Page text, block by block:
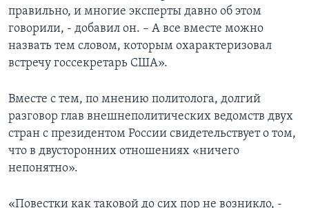
правильно, и многие эксперты давно об этом
говорили, - добавил он. – А все вместе можно
назвать тем словом, которым охарактеризовал
встречу госсекретарь США».
Вместе с тем, по мнению политолога, долгий
разговор глав внешнеполитических ведомств двух
стран с президентом России свидетельствует о том,
что в двусторонних отношениях «ничего
непонятно».
«Повестки как таковой до сих пор не возникло, -